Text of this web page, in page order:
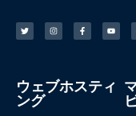
ウェブホスティ
ング